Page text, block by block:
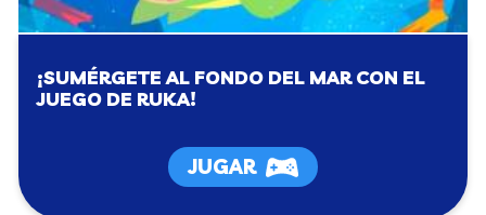
¡SUMÉRGETE AL FONDO DEL MAR CON EL
JUEGO DE RUKA!
JUGAR